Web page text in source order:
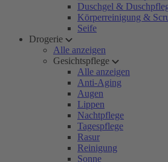
Duschgel &
Körperreinigung &
Seife
Drogerie
Alle anzeigen
Gesichtspflege
Alle anzeigen
Anti-Aging
Augen
Lippen
Nachtpflege
Tagespflege
Rasur
Reinigung
Sonne